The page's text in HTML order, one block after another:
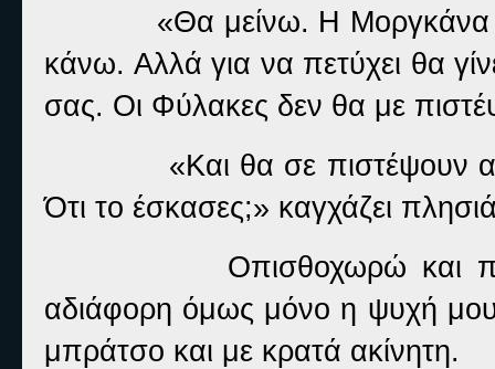
«Θα μείνω. Η Μοργκάνα
κάνω. Αλλά για να πετύχει θα
σας. Οι Φύλακες δεν θα με
«Και θα σε πιστέψουν
Ότι το έσκασες;» καγχάζει
Οπισθοχωρώ και
αδιάφορη όμως μόνο η ψυχή
μπράτσο και με κρατά ακίνητη.